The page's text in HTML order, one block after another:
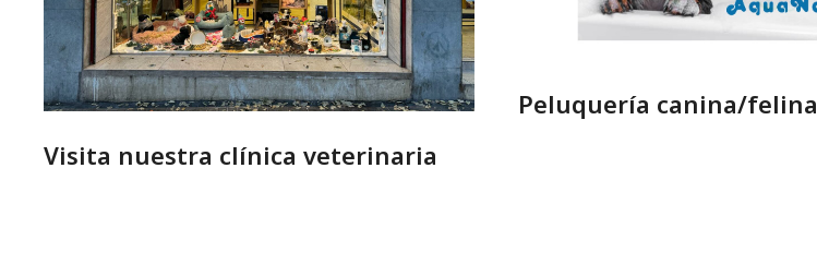
Visita nuestra clínica veterinaria
Peluquería canina/felina